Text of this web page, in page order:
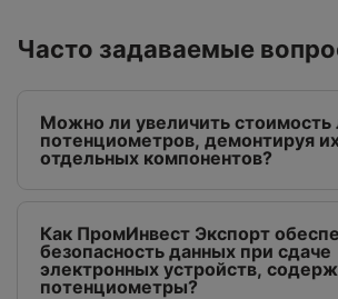
Часто задаваемые
Можно ли увеличить стоимость
потенциометров, демонтируя
отдельных компонентов?
Как ПромИнвест Экспорт
безопасность данных при сдаче
электронных устройств,
потенциометры?